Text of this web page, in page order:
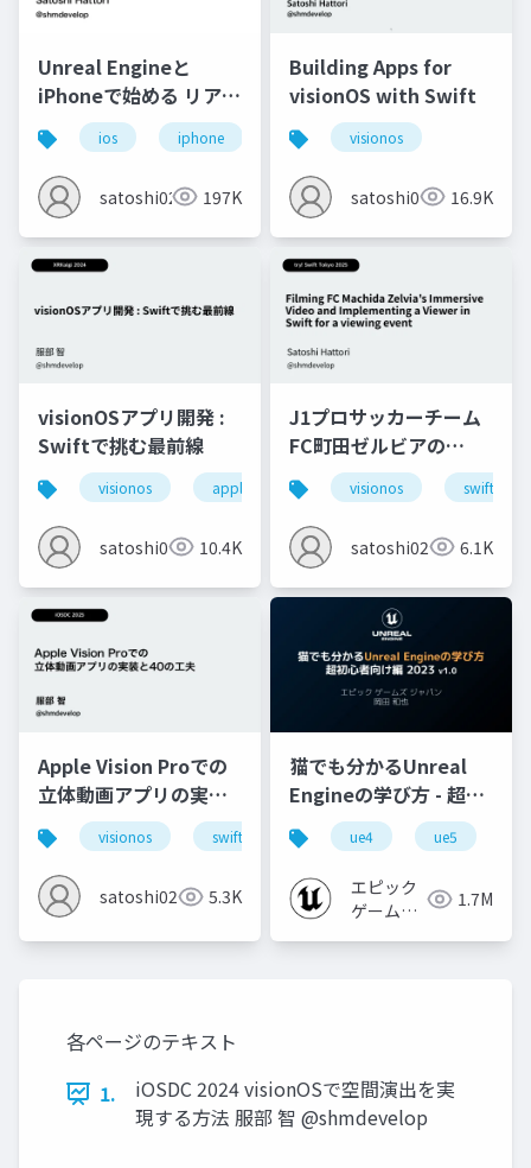
Unreal Engineと
iPhoneで始める リアル
タイムAR配信
ios iphone swift unreal engine
satoshi0212 197K
Building Apps for
visionOS with Swift
visionos
satoshi0212 16.9K
visionOSアプリ開発 :
Swiftで挑む最前線
visionos apple vision pro
satoshi0212 10.4K
J1プロサッカーチーム
FC町田ゼルビアの
Immersive動画を撮影
しSwiftでViewerを実
装し体験会実施した
visionos swift
satoshi0212 6.1K
Apple Vision Proでの
立体動画アプリの実装
と40の工夫
visionos swift
satoshi0212 5.3K
猫でも分かるUnreal
Engineの学び方 - 超初
心者向け編 - 2023 v1.0
ue4 ue5
エピック
ゲームズ
1.7M
各ページのテキスト
1.
iOSDC 2024 visionOSで空間演出を実
現する方法 服部 智 @shmdevelop